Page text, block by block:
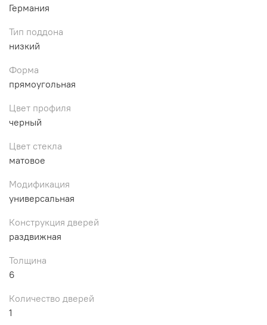
Германия
Тип поддона
низкий
Форма
прямоугольная
Цвет профиля
черный
Цвет стекла
матовое
Модификация
универсальная
Конструкция дверей
раздвижная
Толщина
6
Количество дверей
1